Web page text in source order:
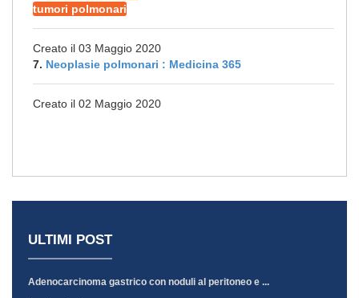
tumori polmonari
Creato il 03 Maggio 2020
7. Neoplasie polmonari : Medicina 365
Creato il 02 Maggio 2020
ULTIMI POST
Adenocarcinoma gastrico con noduli al peritoneo e ...